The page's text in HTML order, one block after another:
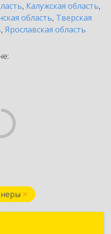
, Калужская область,
область, Тверская
, Ярославская область